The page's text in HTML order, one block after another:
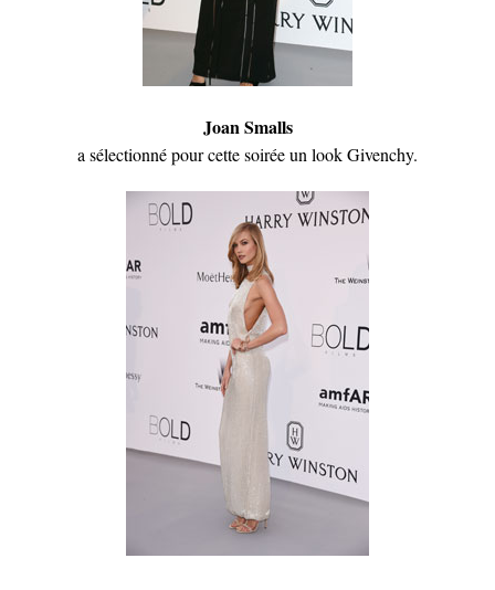
Joan Smalls
a sélectionné pour cette soirée un look Givenchy.